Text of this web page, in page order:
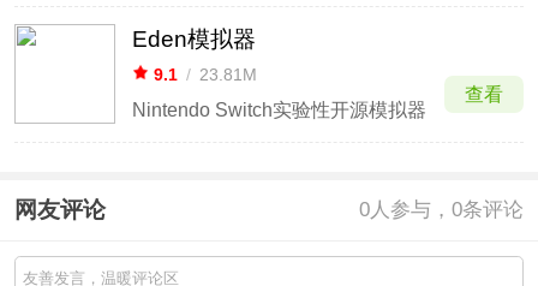
Eden模拟器
9.1 / 23.81M
Nintendo Switch实验性开源模拟器
查看
网友评论 0 人参与，0条评论